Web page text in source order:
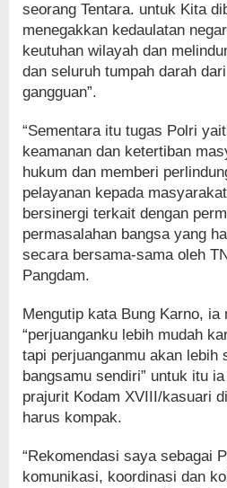
seorang Tentara. untuk Kita
menegakkan kedaulatan
keutuhan wilayah dan
dan seluruh tumpah darah
gangguan”.
“Sementara itu tugas Polri
keamanan dan ketertiban
hukum dan memberi
pelayanan kepada
bersinergi terkait dengan
permasalahan bangsa yang
secara bersama-sama oleh
Pangdam.
Mengutip kata Bung Karno, ia
“perjuanganku lebih mudah
tapi perjuanganmu akan lebih
bangsamu sendiri” untuk itu
prajurit Kodam XVIII/kasuari
harus kompak.
“Rekomendasi saya sebagai
komunikasi, koordinasi dan